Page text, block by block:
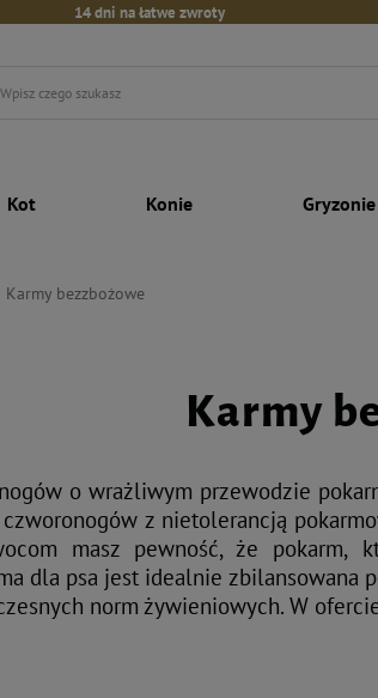
14 dni na łatwe zwroty
Kot Konie
Karmy bezzbożowe
Karmy
o wrażliwym przewodzie
z nietolerancją
masz pewność, że pokarm,
dla psa jest idealnie zbilansowana
norm żywieniowych. W